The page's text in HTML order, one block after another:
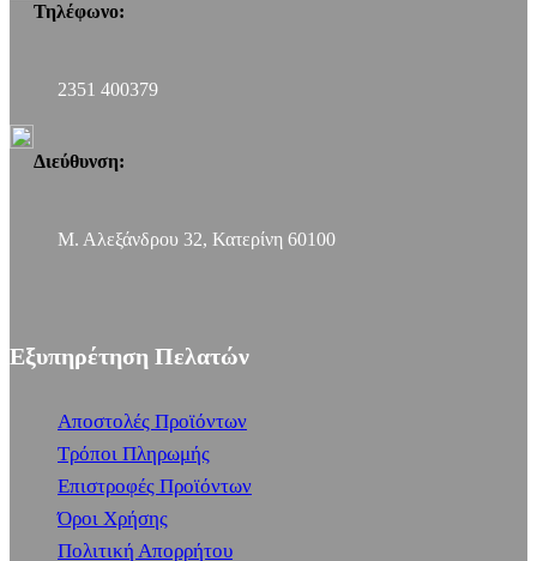
Τηλέφωνο:
2351 400379
Διεύθυνση:
Μ. Αλεξάνδρου 32, Κατερίνη 60100
Εξυπηρέτηση Πελατών
Αποστολές Προϊόντων
Τρόποι Πληρωμής
Επιστροφές Προϊόντων
Όροι Χρήσης
Πολιτική Απορρήτου